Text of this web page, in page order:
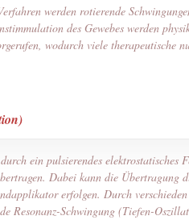
werden rotierende
des Gewebes werden
wodurch viele therapeutische
ein pulsierendes elektrostatisches
Dabei kann die Übertragung
erfolgen. Durch
Resonanz-Schwingung (Tiefen-